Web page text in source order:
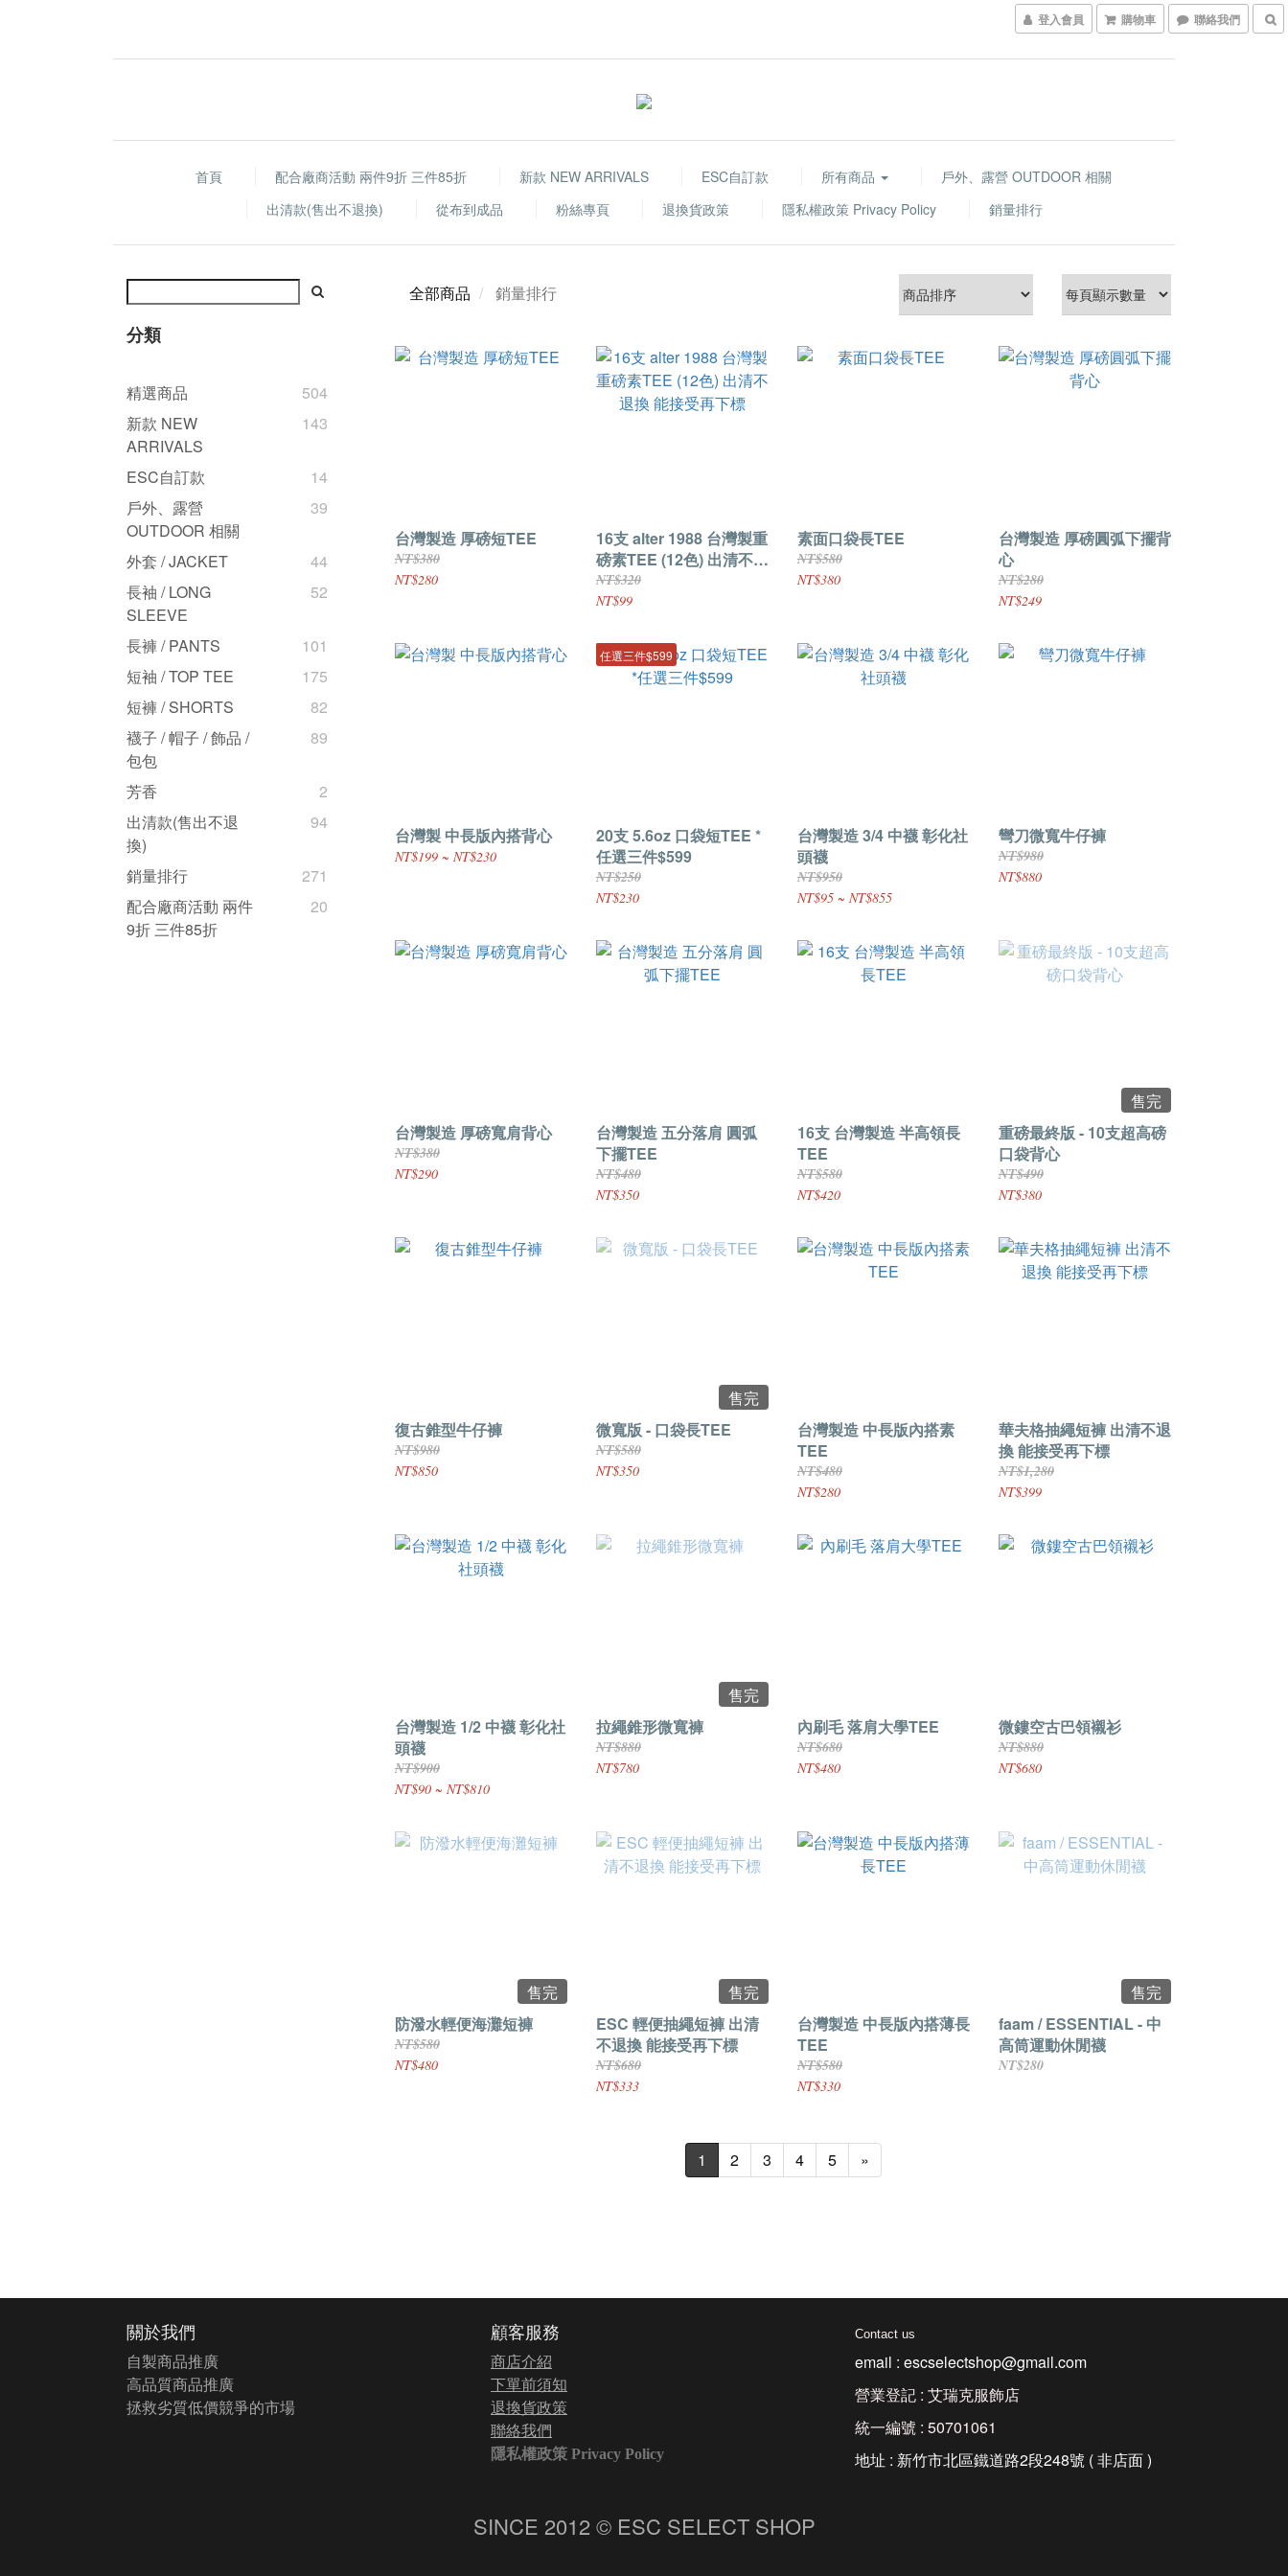
登入會員 購物車 聯絡我們
首頁 配合廠商活動 兩件9折 三件85折 新款 NEW ARRIVALS ESC自訂款 所有商品
戶外、露營 OUTDOOR 相關
出清款(售出不退換)
從布到成品 粉絲專頁 退換貨政策 隱私權政策 Privacy Policy 銷量排行
分類
精選商品
504
新款 NEW
ARRIVALS
143
ESC自訂款
14
戶外、露營
OUTDOOR 相關
39
外套 / JACKET
44
長袖 / LONG
SLEEVE
52
長褲 / PANTS
101
短袖 / TOP TEE
175
短褲 / SHORTS
82
襪子 / 帽子 / 飾品 /
包包
89
芳香
2
出清款(售出不退
換)
94
銷量排行
271
配合廠商活動 兩件
9折 三件85折
20
全部商品 銷量排行
台灣製造 厚磅短TEE
NT$380
NT$280
16支 alter 1988 台灣製重
磅素TEE (12色) 出清不退
換 能接受再下標
NT$320
NT$99
素面口袋長TEE
NT$580
NT$380
台灣製造 厚磅圓弧下擺背
心
NT$280
NT$249
台灣製 中長版內搭背心
NT$199 ~ NT$230
任選三件$599
20支 5.6oz 口袋短TEE *
任選三件$599
NT$250
NT$230
台灣製造 3/4 中襪 彰化社
頭襪
NT$950
NT$95 ~ NT$855
彎刀微寬牛仔褲
NT$980
NT$880
台灣製造 厚磅寬肩背心
NT$380
NT$290
台灣製造 五分落肩 圓弧
下擺TEE
NT$480
NT$350
16支 台灣製造 半高領長
TEE
NT$580
NT$420
售完
重磅最終版 - 10支超高磅
口袋背心
NT$490
NT$380
復古錐型牛仔褲
NT$980
NT$850
售完
微寬版 - 口袋長TEE
NT$580
NT$350
台灣製造 中長版內搭素
TEE
NT$480
NT$280
華夫格抽繩短褲 出清不退
換 能接受再下標
NT$1,280
NT$399
台灣製造 1/2 中襪 彰化社
頭襪
NT$900
NT$90 ~ NT$810
售完
拉繩錐形微寬褲
NT$880
NT$780
內刷毛 落肩大學TEE
NT$680
NT$480
微鏤空古巴領襯衫
NT$880
NT$680
售完
防潑水輕便海灘短褲
NT$580
NT$480
售完
ESC 輕便抽繩短褲 出清
不退換 能接受再下標
NT$680
NT$333
台灣製造 中長版內搭薄長
TEE
NT$580
NT$330
售完
faam / ESSENTIAL - 中
高筒運動休閒襪
NT$280
1 2 3 4 5 »
關於我們
自製商品推廣
高品質商品推廣
拯救劣質低價競爭的市場
顧客服務
商店介紹
下單前須知
退換貨政策
聯絡我們
隱私權政策 Privacy Policy
Contact us
email : escselectshop@gmail.com
營業登記 : 艾瑞克服飾店
統一編號 : 50701061
地址 : 新竹市北區鐵道路2段248號 ( 非店面 )
SINCE 2012 © ESC SELECT SHOP